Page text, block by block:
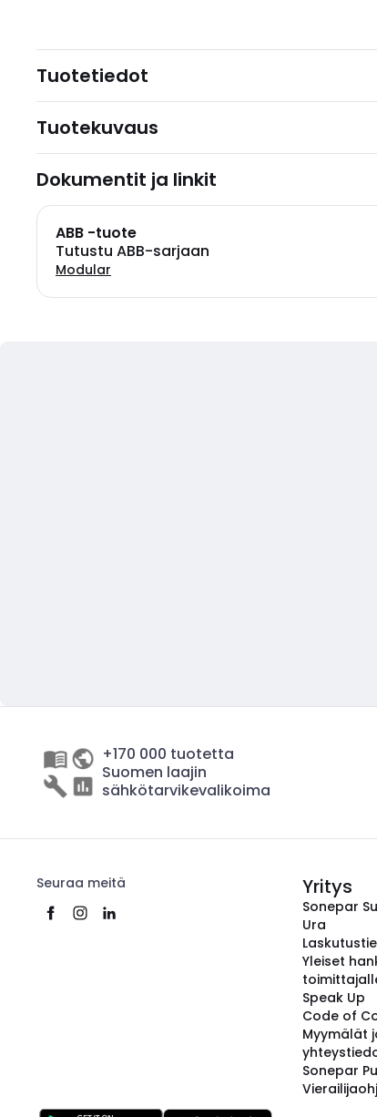
Tuotetiedot
Tuotekuvaus
Dokumentit ja linkit
ABB -tuote
Tutustu ABB-sarjaan
Modular
+170 000 tuotetta
Suomen laajin
sähkötarvikevalikoima
Seuraa meitä Yritys
Sonepar
Ura
Yleiset
Speak Up
Code of
Myymälät
Sonepar